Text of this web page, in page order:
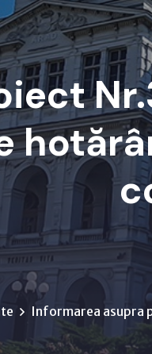
Informarea asupra